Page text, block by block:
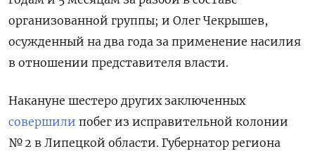
организованной группы; и Олег Чекрышев,
осужденный на два года за применение насилия
в отношении представителя власти.
Накануне шестеро других заключенных
совершили побег из исправительной колонии
№ 2 в Липецкой области. Губернатор региона